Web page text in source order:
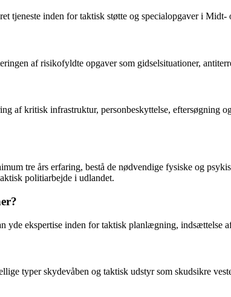
tjeneste inden for taktisk støtte og specialopgaver i Midt-
af risikofyldte opgaver som gidselsituationer,
af kritisk infrastruktur, personbeskyttelse, eftersøgning
tre års erfaring, bestå de nødvendige fysiske og
politiarbejde i udlandet.
ekspertise inden for taktisk planlægning, indsættelse
typer skydevåben og taktisk udstyr som skudsikre